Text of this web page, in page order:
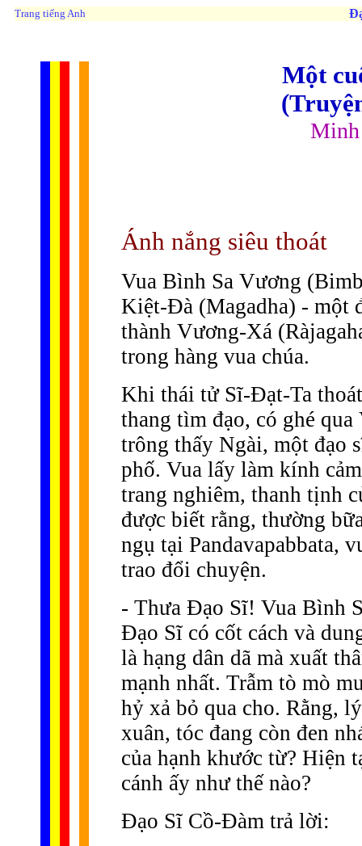
Trang tiếng Anh
Một
Ánh nắng siêu thoát
Vua Bình Sa Vương
Kiệt-Ðà (Magadha) - một
thành Vương-Xá
trong hàng vua chúa.
Khi thái tử Sĩ-Ðạt-Ta
thang tìm đạo, có ghé
trông thấy Ngài, một đạo
phố. Vua lấy làm kính
trang nghiêm, thanh tịnh
được biết rằng, thường
ngụ tại Pandavapabbata,
trao đổi chuyện.
- Thưa Ðạo Sĩ! Vua Bình
Ðạo Sĩ có cốt cách và
là hạng dân dã mà xuất
mạnh nhất. Trẫm tò mò
hỷ xả bỏ qua cho. Rằng,
xuân, tóc đang còn đen
của hạnh khước từ? Hiện
cánh ấy như thế nào?
Ðạo Sĩ Cồ-Ðàm trả lời: